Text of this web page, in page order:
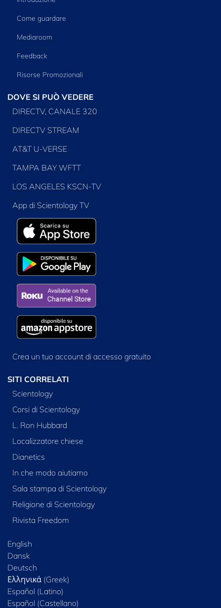
Come guardare
Mediaroom
Feedback
Risorse Promozionali
DOVE SI PUÒ VEDERE
DIRECTV, CANALE 320
DIRECTV STREAM
AT&T U-VERSE
TAMPA BAY WFTT
LOS ANGELES KSCN-TV
App di Scientology TV
Crea un tuo account di accesso gratuito
SITI CORRELATI
Scientology
Corsi di Scientology
L. Ron Hubbard
Localizzatore chiese
Dianetics
In che modo aiutiamo
Sala stampa di Scientology
Religione di Scientology
Rivista Freedom
English
Dansk
Deutsch
Ελληνικά (Greek)
Español (Latino)
Español (Castellano)